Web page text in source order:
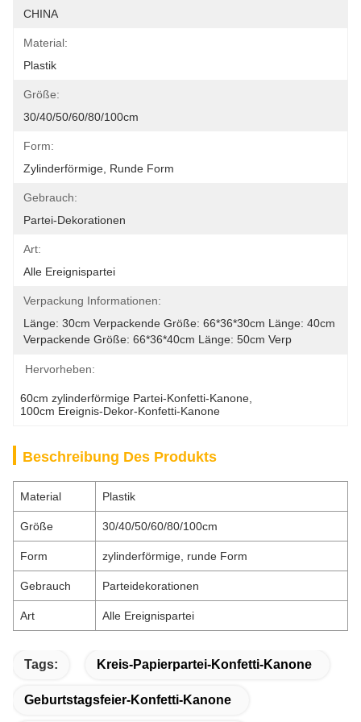
CHINA
Material:
Plastik
Größe:
30/40/50/60/80/100cm
Form:
Zylinderförmige, Runde Form
Gebrauch:
Partei-Dekorationen
Art:
Alle Ereignispartei
Verpackung Informationen:
Länge: 30cm Verpackende Größe: 66*36*30cm Länge: 40cm
Verpackende Größe: 66*36*40cm Länge: 50cm Verp
Hervorheben:
60cm zylinderförmige Partei-Konfetti-Kanone
100cm Ereignis-Dekor-Konfetti-Kanone
Beschreibung Des Produkts
Material Plastik
Größe 30/40/50/60/80/100cm
Form zylinderförmige, runde Form
Gebrauch Parteidekorationen
Art Alle Ereignispartei
Tags: Kreis-Papierpartei-Konfetti-Kanone
Geburtstagsfeier-Konfetti-Kanone